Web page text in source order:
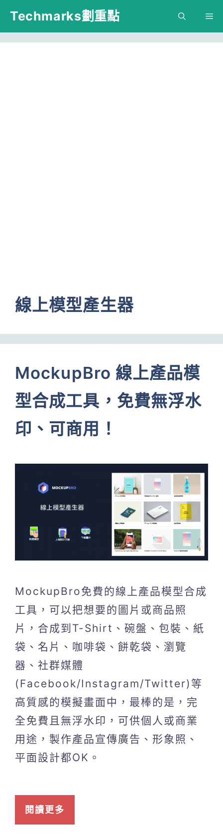
跳
主
Techmarks劃重點
線上模型產生器
MockupBro 線上產品模
型合成工具，免費無浮水
印、可商用！
MockupBro免費的線上產品模型合成
工具，可以把想要的圖片或商品照
片，合成到T-Shirt、碗盤、包裝、紙
袋、名片、咖啡袋、餅乾袋、瀏覽
器、社群媒體
(Facebook/Instagram/Twitter)等
高質感的模擬畫面中，最棒的是，完
全免費且無浮水印，可供個人或商業
用途，製作產品宣傳廣告、形象照、
平面設計都OK。
閱讀更多